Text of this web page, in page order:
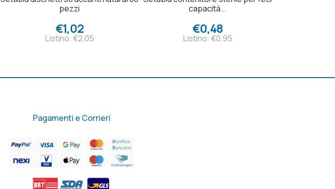
pezzi
€1,02
Listino: €2,05
capacità...
€0,48
Listino: €0,95
Pagamenti e Corrieri